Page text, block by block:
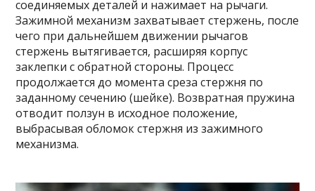
соединяемых деталей и нажимает на рычаги.
Зажимной механизм захватывает стержень, после
чего при дальнейшем движении рычагов
стержень вытягивается, расширяя корпус
заклепки с обратной стороны. Процесс
продолжается до момента среза стержня по
заданному сечению (шейке). Возвратная пружина
отводит ползун в исходное положение,
выбрасывая обломок стержня из зажимного
механизма.